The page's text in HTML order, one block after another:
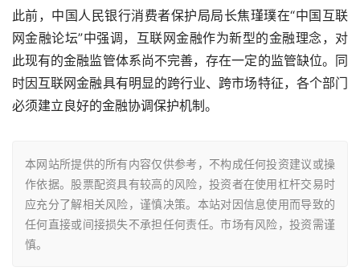
此前，中国人民银行消费者保护局局长焦瑾璞在“中国互联
网金融论坛”中强调，互联网金融作为新型的金融理念，对
此现有的金融监管体系尚不完善，存在一定的监管缺位。同
时因互联网金融具有明显的跨行业、跨市场特征，各个部门
必须建立良好的金融协调保护机制。
本网站所提供的所有内容仅供参考，不构成任何投资建议或操
作依据。股票配资具有较高的风险，投资者在使用杠杆交易时
应充分了解相关风险，谨慎决策。本站对因信息使用而导致的
任何直接或间接损失不承担任何责任。市场有风险，投资需谨
慎。